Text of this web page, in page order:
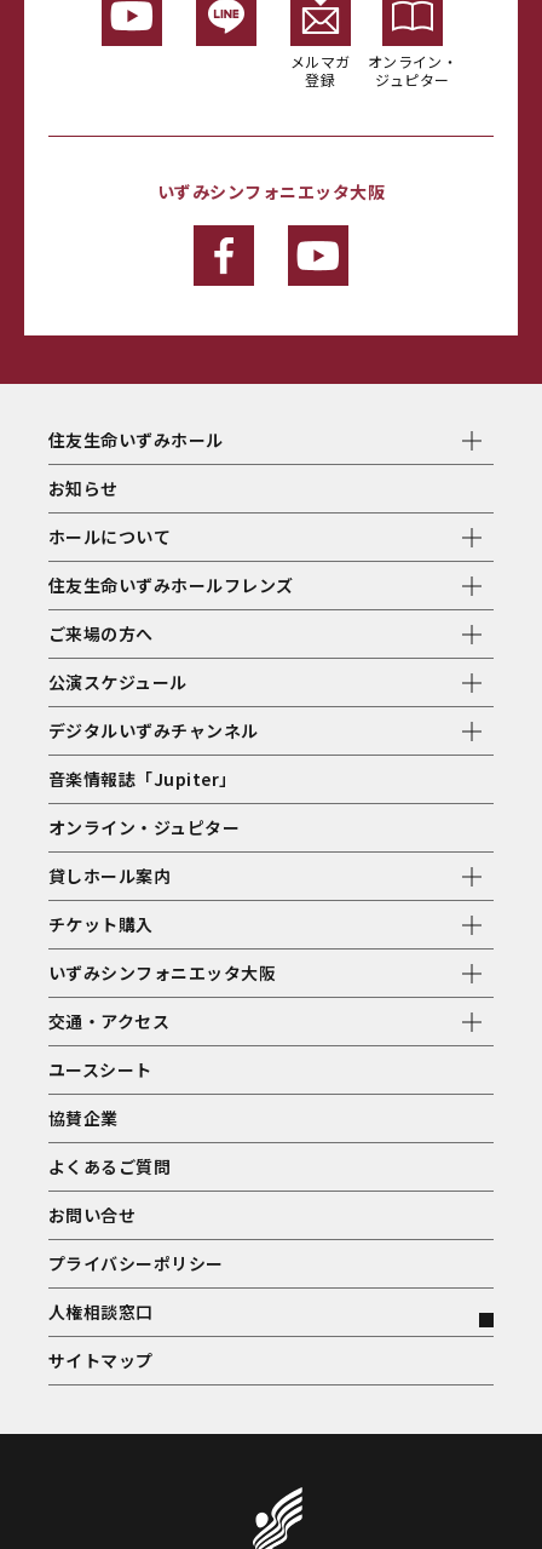
メルマガ
登録
オンライン・
ジュピター
いずみシンフォニエッタ大阪
住友生命いずみホール
お知らせ
ホールについて
住友生命いずみホールフレンズ
ご来場の方へ
公演スケジュール
デジタルいずみチャンネル
音楽情報誌「Jupiter」
オンライン・ジュピター
貸しホール案内
チケット購入
いずみシンフォニエッタ大阪
交通・アクセス
ユースシート
協賛企業
よくあるご質問
お問い合せ
プライバシーポリシー
人権相談窓口
サイトマップ